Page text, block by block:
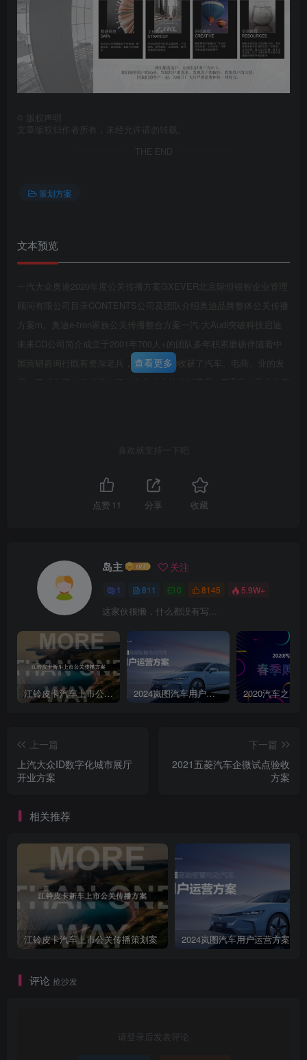
第6页 / 共199页
试读已结束，还剩
页，您可下载完整版后进行
离线阅读
版权声明
文章版权归作者所有，未经允许请勿转载。
THE END
策划方案
文本预览
一汽大众奥迪2020年度公关传播方案GXEVER北京际恒锐智企业管理
顾问有限公司目录CONTENTS公司及团队介绍奥迪品牌整体公关传播
方案m。奥迪e-tron家族公关传播整合方案一汽·大Audi突破科技启迪
未来CD公司简介成立于2001年700人+的团队多年积累磨砺伴随着中
国营销咨询行既有资深老兵，也有年我们收获了汽车、电商、业的发
展，已成为国内轻精英，既有在北上广快速消费品、T通讯、最大的商
文化维度R正创意维度资源维度
执行层面的包括广告购买、务传播等咨询服务营销话题等创意物料公
关营销、线上互动营销、线下活动营销、用户口碑管理等多种营销通
路的管理和执行服务我们服务客户，但我们以用户为中心。我们洞察
用户的趋势、发掘用户的需求、发现用户的偏好、收集用户的习惯，
同我们的客户一起，为提升广大用户的消费体验一同努力。主要业务
MARKETINGINTEGRATED公关传播：CONSULTINGMARKETING
品牌管理/媒体管理新闻传播/EPR/@品牌战路红人管理/口碑运维/舆情
营/CREATIVEADVERTISING联合推广回明星资源电视剧植入施i衍生
品开发效电视剧宜发文化创意广告购买OVERSEASBUSINESSCRM
大事件传播海外媒体传播⊙数据库营销名人KOL资源潜客培有国际
消费品通讯/家电文创④Bal芯百腰鋼易区蒙牛人不桑
SHUAWEIMercedes BenzPROPAGANDE保绿选传堡
hcomuumC2Aiha中Group米太嘉Das Aute.HYUn▣AI伊为司
SAMSUNGw期蚁金服四爱夸艺⑤LGTOYOTA军填：ofo小黄年⑨小洁
青岛牌酒金龙鱼Suning苏宁CCTVHAVAL人么贷乐蜂网光EPSON发现
之旅S忠8LOREALHNA海起第图公魔托影拉我买网NioOLKUMHO
TIRESQM曲美家居AUX奥克斯东方园林GXEVER■
查看更多
喜欢就支持一下吧
点赞 11 分享 收藏
岛主 关注
1 811 0 8145 5.9W+
这家伙很懒，什么都没有写...
江铃皮卡汽车上市公关传播策划案 2024岚图汽车用户运营方案
上一篇
上汽大众ID数字化城市展厅
开业方案
下一篇
2021五菱汽车企微试点验收
方案
相关推荐
江铃皮卡汽车上市公关传播策划案 2024岚图汽车用户运营方案
评论 抢沙发
请登录后发表评论